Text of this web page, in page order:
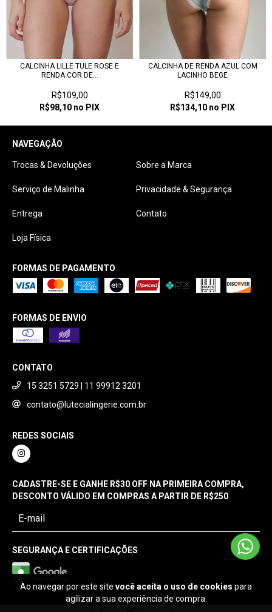
Ao navegar por este site você aceita o uso de cookies para
agilizar a sua experiência de compra.
CALCINHA LILLE TULE ROSÉ E
RENDA COR DE...
R$109,00
R$98,10 no PIX
CALCINHA DE RENDA AZUL COM
LACINHO BEGE
R$149,00
R$134,10 no PIX
NAVEGAÇÃO
Trocas & Devoluções Sobre a Marca
Serviço de Malinha Privacidade & Segurança
Entrega Contato
Loja Física
FORMAS DE PAGAMENTO
FORMAS DE ENVIO
CONTATO
15 3251 5729 | 11 99912 3201
contato@lutecialingerie.com.br
REDES SOCIAIS
CADASTRE-SE E GANHE R$30 OFF NA PRIMEIRA COMPRA,
DESCONTO VÁLIDO EM COMPRAS A PARTIR DE R$250
SEGURANÇA E CERTIFICAÇÕES